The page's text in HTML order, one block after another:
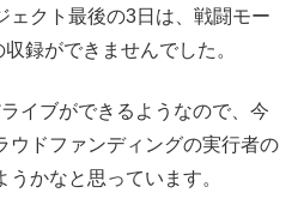
ェクト最後の3日は、戦闘モー
録ができませんでした。
イブができるようなので、今
ウドファンディングの実行者の
かなと思っています。